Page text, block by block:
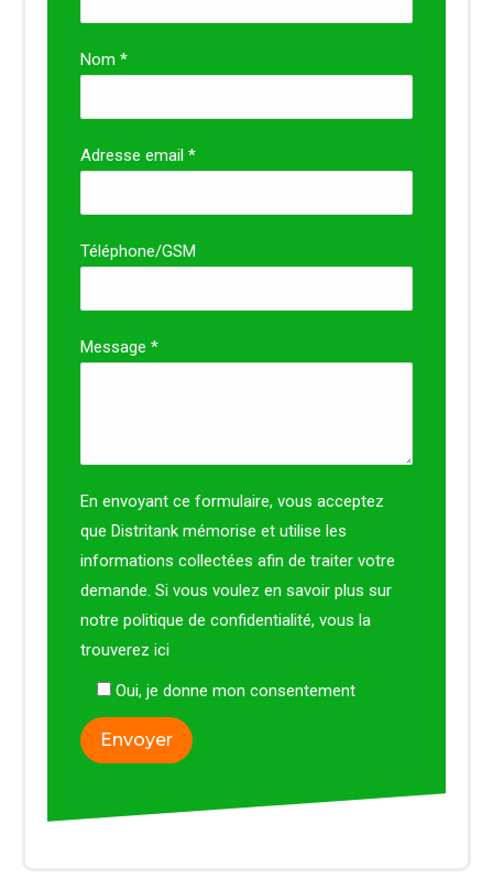
Nom *
Adresse email *
Téléphone/GSM
Message *
En envoyant ce formulaire, vous acceptez
que Distritank mémorise et utilise les
informations collectées afin de traiter votre
demande. Si vous voulez en savoir plus sur
notre politique de confidentialité, vous la
trouverez ici
Oui, je donne mon consentement